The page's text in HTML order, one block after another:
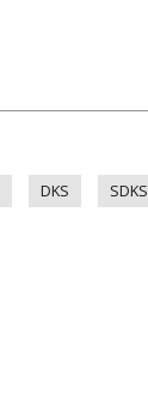
DKS SDKS